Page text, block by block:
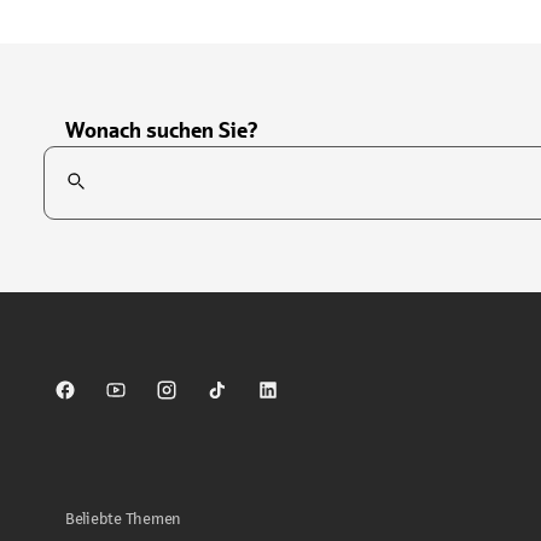
Wonach suchen Sie?
Suchfeld
Sparkasse auf Facebook
Sparkasse auf Youtube
Sparkasse auf Instagram
Sparkasse auf TikTok
Sparkasse auf LinkedIn
Beliebte Themen